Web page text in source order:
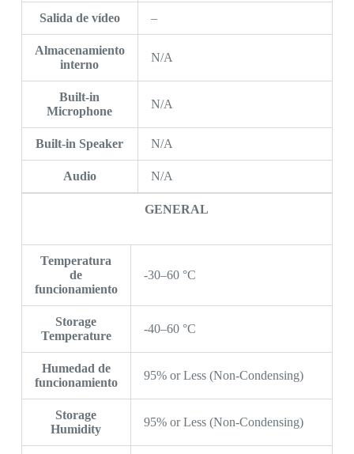
Salida de vídeo –
Almacenamiento
interno
N/A
Built-in
Microphone
N/A
Built-in Speaker N/A
Audio N/A
GENERAL
Temperatura
de
funcionamiento
-30–60 °C
Storage
Temperature
-40–60 °C
Humedad de
funcionamiento
95% or Less (Non-Condensing)
Storage
Humidity
95% or Less (Non-Condensing)